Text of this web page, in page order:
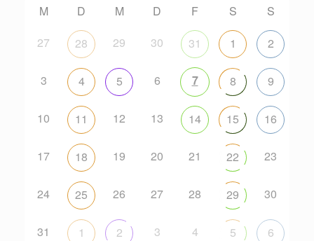
M D M D F S
S
27
28 29 30 31 1 2
3 4 5 6 7 8 9
10 11 12 13 14 15 16
17 18 19 20 21 22 23
24 25 26 27 28 29 30
31 1 2 3 4 5 6